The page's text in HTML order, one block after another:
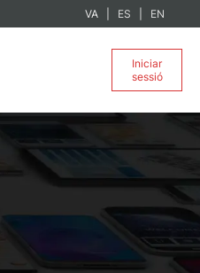
VA ES EN
Iniciar
sessió